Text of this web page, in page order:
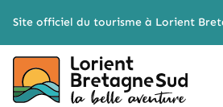
Site officiel du tourisme à Lorient